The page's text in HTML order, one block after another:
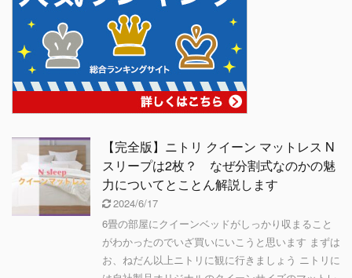
【完全版】ニトリ クイーン マットレス N
スリープは2枚？ なぜ分割式なのかの魅
力についてとことん解説します
2024/6/17
6畳の部屋にクイーンベッドがしっかり収まること
がわかったのでいざ買いにいこうと思います まずは
お、ねだん以上ニトリに観に行きましょう ニトリに